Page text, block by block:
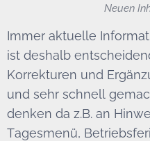
Neuen
Immer aktuelle
ist deshalb
Korrekturen und
und sehr schnell
denken da z.B. an
Tagesmenü,